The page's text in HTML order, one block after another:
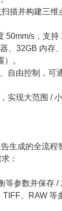
描并构建三维
50mm/s，支持
、32GB 内存
。
自由控制，可
实现大范围 /
生成的全流程
：
等参数并保存 /
、RAW 等